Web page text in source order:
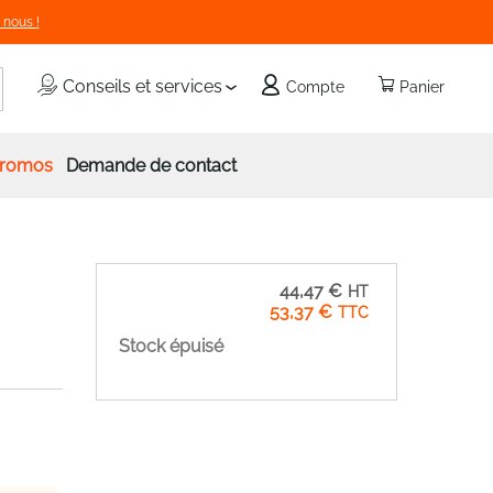
!
Panier
Conseils et services Compte
Demande de contact
53,37 €
44,47 €
Stock épuisé